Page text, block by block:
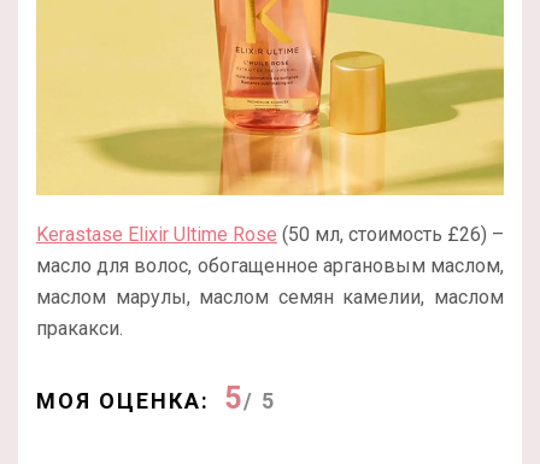
Kerastase Elixir Ultime Rose (50 мл, стоимость £26) –
масло для волос, обогащенное аргановым маслом,
маслом марулы, маслом семян камелии, маслом
пракакси.
МОЯ ОЦЕНКА: 5/ 5